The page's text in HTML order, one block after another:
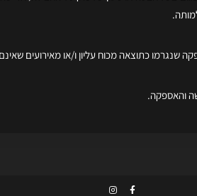
שנגרמו כתוצאה מכוח עליון ו/או מאירועים
והאספקה.